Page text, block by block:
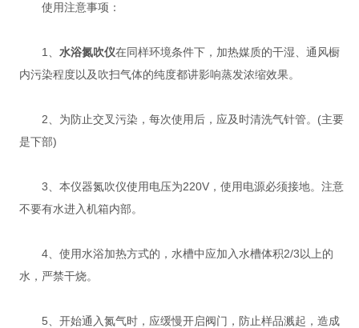
使用注意事项：
1、 水浴氮吹仪在同样环境条件下，加热媒质的干湿、通风橱
内污染程度以及吹扫气体的纯度都讲影响蒸发浓缩效果。
2、为防止交叉污染，每次使用后，应及时清洗气针管。(主要
是下部)
3、本仪器氮吹仪使用电压为220V，使用电源必须接地。注意
不要有水进入机箱内部。
4、使用水浴加热方式的，水槽中应加入水槽体积2/3以上的
水，严禁干烧。
5、开始通入氮气时，应缓慢开启阀门，防止样品溅起，造成